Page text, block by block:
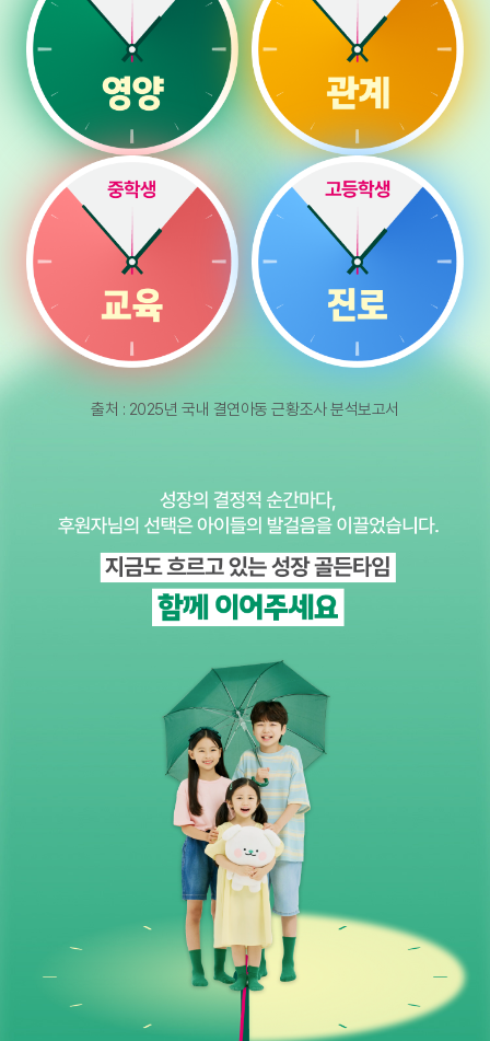
출처 : 2025년 국내 결연아동 근황조사 분석보고서